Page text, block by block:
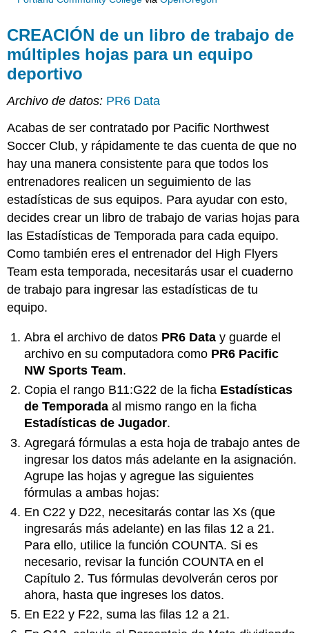
CREACIÓN de un libro de trabajo de
múltiples hojas para un equipo
deportivo
Archivo de datos: PR6 Data
Acabas de ser contratado por Pacific Northwest
Soccer Club, y rápidamente te das cuenta de que no
hay una manera consistente para que todos los
entrenadores realicen un seguimiento de las
estadísticas de sus equipos. Para ayudar con esto,
decides crear un libro de trabajo de varias hojas para
las Estadísticas de Temporada para cada equipo.
Como también eres el entrenador del High Flyers
Team esta temporada, necesitarás usar el cuaderno
de trabajo para ingresar las estadísticas de tu
equipo.
Abra el archivo de datos PR6 Data y guarde el
archivo en su computadora como PR6 Pacific
NW Sports Team.
Copia el rango B11:G22 de la ficha Estadísticas
de Temporada al mismo rango en la ficha
Estadísticas de Jugador.
Agregará fórmulas a esta hoja de trabajo antes de
ingresar los datos más adelante en la asignación.
Agrupe las hojas y agregue las siguientes
fórmulas a ambas hojas:
En C22 y D22, necesitarás contar las Xs (que
ingresarás más adelante) en las filas 12 a 21.
Para ello, utilice la función COUNTA. Si es
necesario, revisar la función COUNTA en el
Capítulo 2. Tus fórmulas devolverán ceros por
ahora, hasta que ingreses los datos.
En E22 y F22, suma las filas 12 a 21.